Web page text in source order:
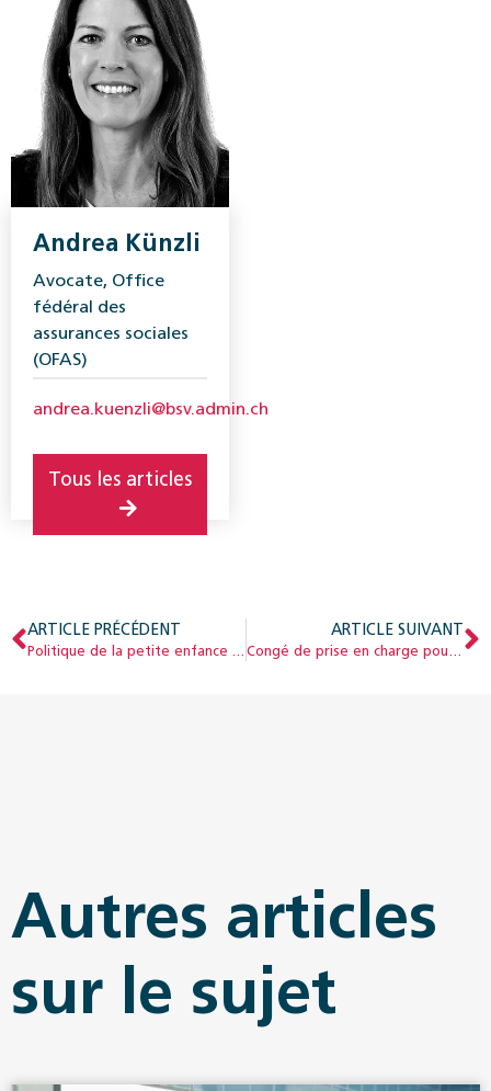
Andrea Künzli
Avocate, Office
fédéral des
assurances sociales
(OFAS)
andrea.kuenzli@bsv.admin.ch
Tous les articles
ARTICLE PRÉCÉDENT
Politique de la petite enfance : protection, égalité des chances et participation au centre de l’attention
ARTICLE SUIVANT
Congé de prise en charge pour les parents d’enfants gravement atteints dans leur santé
Autres articles
sur le sujet